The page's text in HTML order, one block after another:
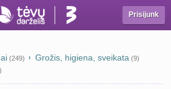
Prisijunk
(249) Grožis, higiena, sveikata (9)